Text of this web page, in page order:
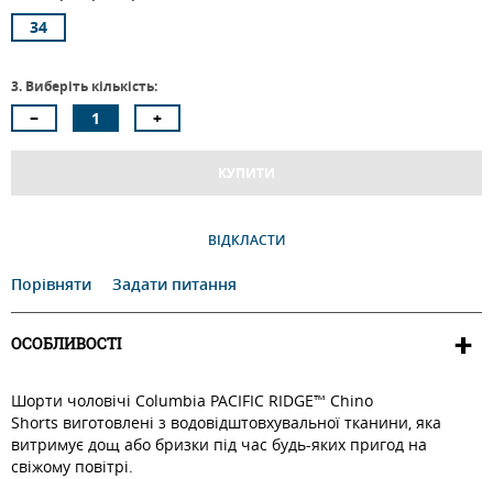
34
3. Виберіть кількість:
КУПИТИ
ВІДКЛАСТИ
Порівняти Задати питання
ОСОБЛИВОСТІ
Шорти чоловічі Columbia PACIFIC RIDGE™ Chino
Shorts виготовлені з водовідштовхувальної тканини, яка
витримує дощ або бризки під час будь-яких пригод на
свіжому повітрі.